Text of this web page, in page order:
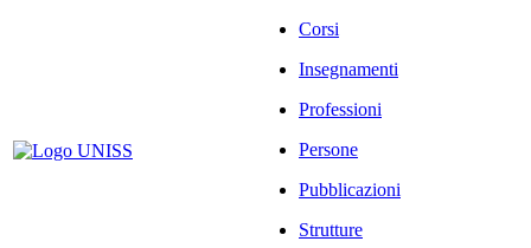
Corsi
Insegnamenti
Professioni
Persone
Pubblicazioni
Strutture